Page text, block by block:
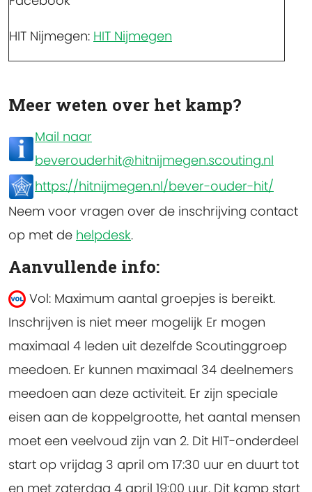
HIT Nijmegen: HIT Nijmegen
Meer weten over het kamp?
Mail naar
beverouderhit@hitnijmegen.scouting.nl
https://hitnijmegen.nl/bever-ouder-hit/
Neem voor vragen over de inschrijving contact
op met de helpdesk.
Aanvullende info:
Vol: Maximum aantal groepjes is bereikt.
Inschrijven is niet meer mogelijk Er mogen
maximaal 4 leden uit dezelfde Scoutinggroep
meedoen. Er kunnen maximaal 34 deelnemers
meedoen aan deze activiteit. Er zijn speciale
eisen aan de koppelgrootte, het aantal mensen
moet een veelvoud zijn van 2. Dit HIT-onderdeel
start op vrijdag 3 april om 17:30 uur en duurt tot
en met zaterdag 4 april 19:00 uur. Dit kamp start